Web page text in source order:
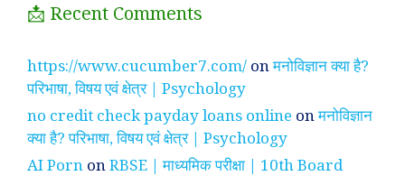
📩 Recent Comments
https://www.cucumber7.com/ onमनोविज्ञान क्या है?
परिभाषा, विषय एवं क्षेत्र | Psychology
no credit check payday loans online onमनोविज्ञान
क्या है? परिभाषा, विषय एवं क्षेत्र | Psychology
AI Porn onRBSE | माध्यमिक परीक्षा | 10th Board